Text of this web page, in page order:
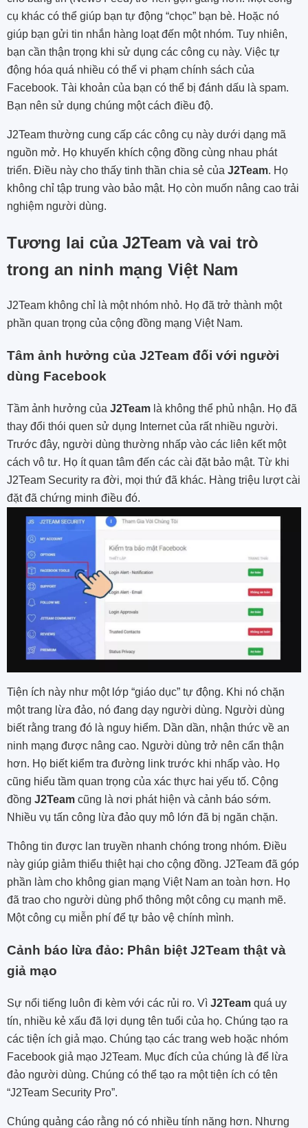
cụ khác có thể giúp bạn tự động “chọc” bạn bè. Hoặc nó
giúp bạn gửi tin nhắn hàng loạt đến một nhóm. Tuy nhiên,
bạn cần thận trọng khi sử dụng các công cụ này. Việc tự
động hóa quá nhiều có thể vi phạm chính sách của
Facebook. Tài khoản của bạn có thể bị đánh dấu là spam.
Bạn nên sử dụng chúng một cách điều độ.
J2Team thường cung cấp các công cụ này dưới dạng mã
nguồn mở. Họ khuyến khích cộng đồng cùng nhau phát
triển. Điều này cho thấy tinh thần chia sẻ của J2Team. Họ
không chỉ tập trung vào bảo mật. Họ còn muốn nâng cao trải
nghiệm người dùng.
Tương lai của J2Team và vai trò
trong an ninh mạng Việt Nam
J2Team không chỉ là một nhóm nhỏ. Họ đã trở thành một
phần quan trọng của cộng đồng mạng Việt Nam.
Tâm ảnh hưởng của J2Team đối với người
dùng Facebook
Tầm ảnh hưởng của J2Team là không thể phủ nhận. Họ đã
thay đổi thói quen sử dụng Internet của rất nhiều người.
Trước đây, người dùng thường nhấp vào các liên kết một
cách vô tư. Họ ít quan tâm đến các cài đặt bảo mật. Từ khi
J2Team Security ra đời, mọi thứ đã khác. Hàng triệu lượt cài
đặt đã chứng minh điều đó.
Tiện ích này như một lớp “giáo dục” tự động. Khi nó chặn
một trang lừa đảo, nó đang dạy người dùng. Người dùng
biết rằng trang đó là nguy hiểm. Dần dần, nhận thức về an
ninh mạng được nâng cao. Người dùng trở nên cẩn thận
hơn. Họ biết kiểm tra đường link trước khi nhấp vào. Họ
cũng hiểu tầm quan trọng của xác thực hai yếu tố. Cộng
đồng J2Team cũng là nơi phát hiện và cảnh báo sớm.
Nhiều vụ tấn công lừa đảo quy mô lớn đã bị ngăn chặn.
Thông tin được lan truyền nhanh chóng trong nhóm. Điều
này giúp giảm thiểu thiệt hại cho cộng đồng. J2Team đã góp
phần làm cho không gian mạng Việt Nam an toàn hơn. Họ
đã trao cho người dùng phổ thông một công cụ mạnh mẽ.
Một công cụ miễn phí để tự bảo vệ chính mình.
Cảnh báo lừa đảo: Phân biệt J2Team thật và
giả mạo
Sự nổi tiếng luôn đi kèm với các rủi ro. Vì J2Team quá uy
tín, nhiều kẻ xấu đã lợi dụng tên tuổi của họ. Chúng tạo ra
các tiện ích giả mạo. Chúng tạo các trang web hoặc nhóm
Facebook giả mạo J2Team. Mục đích của chúng là để lừa
đảo người dùng. Chúng có thể tạo ra một tiện ích có tên
“J2Team Security Pro”.
Chúng quảng cáo rằng nó có nhiều tính năng hơn. Nhưng